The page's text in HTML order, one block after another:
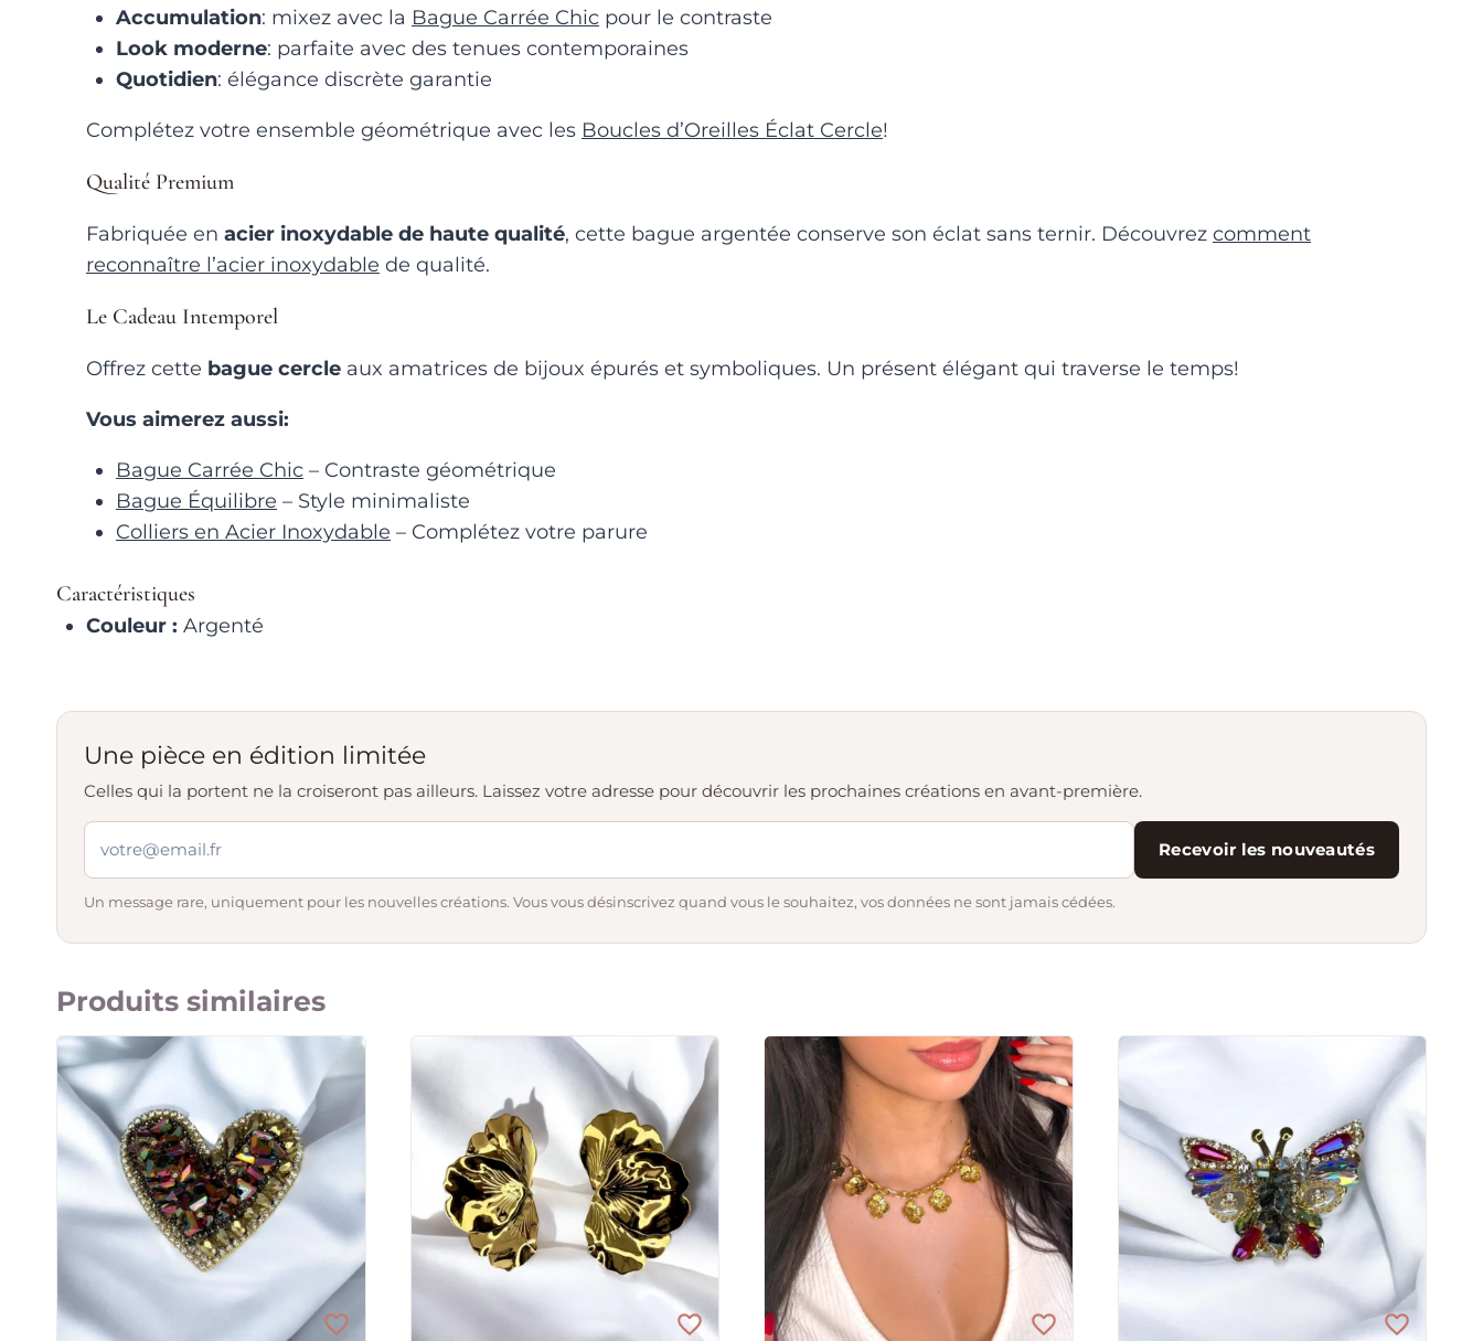
Accumulation: mixez avec la Bague Carrée Chic pour le contraste
Look moderne: parfaite avec des tenues contemporaines
Quotidien: élégance discrète garantie
Complétez votre ensemble géométrique avec les Boucles d’Oreilles Éclat Cercle!
Qualité Premium
Fabriquée en acier inoxydable de haute qualité, cette bague argentée conserve son éclat sans ternir. Découvrez comment
reconnaître l’acier inoxydable de qualité.
Le Cadeau Intemporel
Offrez cette bague cercle aux amatrices de bijoux épurés et symboliques. Un présent élégant qui traverse le temps!
Vous aimerez aussi:
Bague Carrée Chic – Contraste géométrique
Bague Équilibre – Style minimaliste
Colliers en Acier Inoxydable – Complétez votre parure
Caractéristiques
Couleur : Argenté
Une pièce en édition limitée
Celles qui la portent ne la croiseront pas ailleurs. Laissez votre adresse pour découvrir les prochaines créations en avant-première.
Recevoir les nouveautés
Un message rare, uniquement pour les nouvelles créations. Vous vous désinscrivez quand vous le souhaitez, vos données ne sont jamais cédées.
Produits similaires